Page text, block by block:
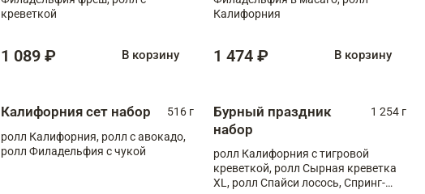
креветкой
1 089 ₽ В корзину
Калифорния
1 474 ₽ В корзину
Калифорния сет набор
516 г
ролл Калифорния, ролл с авокадо,
ролл Филадельфия с чукой
Бурный праздник
набор
1 254 г
ролл Калифорния с тигровой
креветкой, ролл Сырная креветка
XL, ролл Спайси лосось, Спринг-